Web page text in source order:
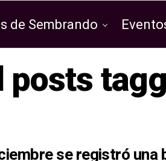
de Sembrando
posts
se registró una